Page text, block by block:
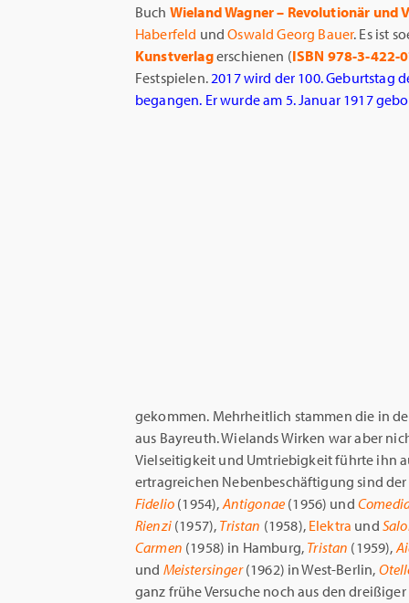
Buch Wieland Wagner – Revolutionär und
Haberfeld undOswald Georg Bauer. Es ist
Kunstverlagerschienen (ISBN 978-3-422-
Festspielen.2017 wird der 100. Geburtstag
begangen. Er wurde am 5. Januar 1917
gekommen. Mehrheitlich stammen die in
aus Bayreuth. Wielands Wirken war aber
Vielseitigkeit und Umtriebigkeit führte ihn
ertragreichen Nebenbeschäftigung sind
Fidelio (1954),Antigonae (1956) und
Rienzi(1957), Tristan (1958), Elektra und
Carmen (1958) in Hamburg, Tristan (1959),
und Meistersinger(1962) in West-Berlin,
ganz frühe Versuche noch aus den